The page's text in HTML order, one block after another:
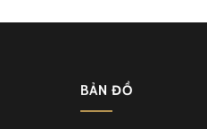
BẢN ĐỒ